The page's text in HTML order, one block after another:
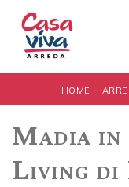
HOME -
Madia in
Living